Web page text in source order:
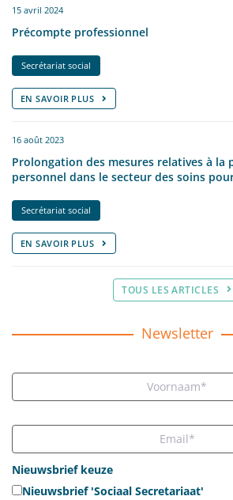
15 avril 2024
Précompte professionnel
Secrétariat social
EN SAVOIR PLUS
16 août 2023
Prolongation des mesures relatives à la
personnel dans le secteur des soins
Secrétariat social
EN SAVOIR PLUS
TOUS LES ARTICLES
Newsletter
Nieuwsbrief keuze
Nieuwsbrief 'Sociaal Secretariaat'